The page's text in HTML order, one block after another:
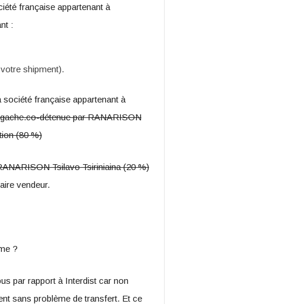
française appartenant à
:
shipment).
française appartenant à
détenue par RANARISON
(80 %)
Tsilavo Tsiriniaina (20 %)
vendeur.
?
par rapport à Interdist car non
sans problème de transfert. Et ce